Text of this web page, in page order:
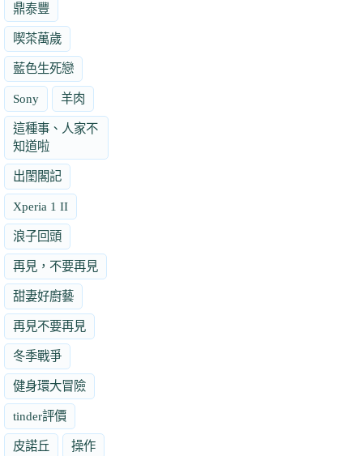
鼎泰豐
喫茶萬歲
藍色生死戀
Sony 羊肉
這種事、人家不
知道啦
出閨閣記
Xperia 1 II
浪子回頭
再見，不要再見
甜妻好廚藝
再見不要再見
冬季戰爭
健身環大冒險
tinder評價
皮諾丘 操作